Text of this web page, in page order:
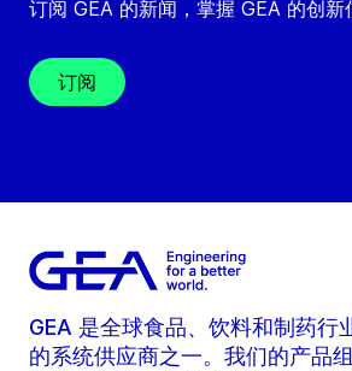
订阅 GEA 的新闻，掌握 GEA 的创新
订阅
GEA 是全球食品、饮料和制药行
的系统供应商之一。我们的产品